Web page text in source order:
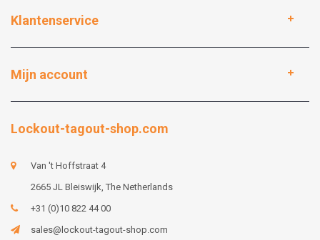
Klantenservice
Mijn account
Lockout-tagout-shop.com
Van 't Hoffstraat 4
2665 JL Bleiswijk, The Netherlands
+31 (0)10 822 44 00
sales@lockout-tagout-shop.com